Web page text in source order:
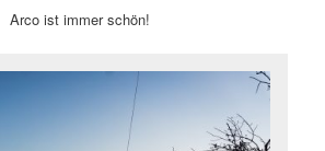
Arco ist immer schön!